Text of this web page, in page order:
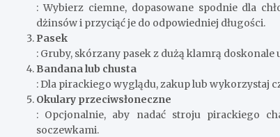
: Wybierz ciemne, dopasowane spodnie dla
dżinsów i przyciąć je do odpowiedniej długości.
Pasek
: Gruby, skórzany pasek z dużą klamrą doskonale
Bandana lub chusta
: Dla pirackiego wyglądu, zakup lub wykorzystaj
Okulary przeciwsłoneczne
: Opcjonalnie, aby nadać stroju pirackiego
soczewkami.